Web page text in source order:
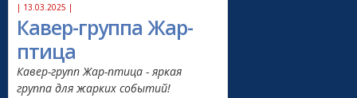
| 13.03.2025 |
Кавер-группа Жар-
птица
Кавер-групп Жар-птица - яркая
группа для жарких событий!